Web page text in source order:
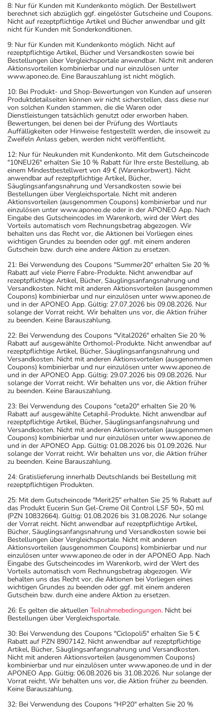
8: Nur für Kunden mit Kundenkonto möglich. Der Bestellwert
berechnet sich abzüglich ggf. eingelöster Gutscheine und Coupons.
Nicht auf rezeptpflichtige Artikel und Bücher anwendbar und gilt
nicht für Kunden mit Sonderkonditionen.
9: Nur für Kunden mit Kundenkonto möglich. Nicht auf
rezeptpflichtige Artikel, Bücher und Versandkosten sowie bei
Bestellungen über Vergleichsportale anwendbar. Nicht mit anderen
Aktionsvorteilen kombinierbar und nur einzulösen unter
www.aponeo.de. Eine Barauszahlung ist nicht möglich.
10: Bei Produkt- und Shop-Bewertungen von Kunden auf unseren
Produktdetailseiten können wir nicht sicherstellen, dass diese nur
von solchen Kunden stammen, die die Waren oder
Dienstleistungen tatsächlich genutzt oder erworben haben.
Bewertungen, bei denen bei der Prüfung des Wortlauts
Auffälligkeiten oder Hinweise festgestellt werden, die insoweit zu
Zweifeln Anlass geben, werden nicht veröffentlicht.
12: Nur für Neukunden mit Kundenkonto. Mit dem Gutscheincode
"10NEU26" erhalten Sie 10 % Rabatt für Ihre erste Bestellung, ab
einem Mindestbestellwert von 49 € (Warenkorbwert). Nicht
anwendbar auf rezeptpflichtige Artikel, Bücher,
Säuglingsanfangsnahrung und Versandkosten sowie bei
Bestellungen über Vergleichsportale. Nicht mit anderen
Aktionsvorteilen (ausgenommen Coupons) kombinierbar und nur
einzulösen unter www.aponeo.de oder in der APONEO App. Nach
Eingabe des Gutscheincodes im Warenkorb, wird der Wert des
Vorteils automatisch vom Rechnungsbetrag abgezogen. Wir
behalten uns das Recht vor, die Aktionen bei Vorliegen eines
wichtigen Grundes zu beenden oder ggf. mit einem anderen
Gutschein bzw. durch eine andere Aktion zu ersetzen.
21: Bei Verwendung des Coupons "Summer20" erhalten Sie 20 %
Rabatt auf viele Pierre Fabre-Produkte. Nicht anwendbar auf
rezeptpflichtige Artikel, Bücher, Säuglingsanfangsnahrung und
Versandkosten. Nicht mit anderen Aktionsvorteilen (ausgenommen
Coupons) kombinierbar und nur einzulösen unter www.aponeo.de
und in der APONEO App. Gültig: 27.07.2026 bis 09.08.2026. Nur
solange der Vorrat reicht. Wir behalten uns vor, die Aktion früher
zu beenden. Keine Barauszahlung.
22: Bei Verwendung des Coupons "Vital2026" erhalten Sie 20 %
Rabatt auf ausgewählte Orthomol-Produkte. Nicht anwendbar auf
rezeptpflichtige Artikel, Bücher, Säuglingsanfangsnahrung und
Versandkosten. Nicht mit anderen Aktionsvorteilen (ausgenommen
Coupons) kombinierbar und nur einzulösen unter www.aponeo.de
und in der APONEO App. Gültig: 29.07.2026 bis 09.08.2026. Nur
solange der Vorrat reicht. Wir behalten uns vor, die Aktion früher
zu beenden. Keine Barauszahlung.
23: Bei Verwendung des Coupons "ceta20" erhalten Sie 20 %
Rabatt auf ausgewählte Cetaphil-Produkte. Nicht anwendbar auf
rezeptpflichtige Artikel, Bücher, Säuglingsanfangsnahrung und
Versandkosten. Nicht mit anderen Aktionsvorteilen (ausgenommen
Coupons) kombinierbar und nur einzulösen unter www.aponeo.de
und in der APONEO App. Gültig: 01.08.2026 bis 01.09.2026. Nur
solange der Vorrat reicht. Wir behalten uns vor, die Aktion früher
zu beenden. Keine Barauszahlung.
24: Gratislieferung innerhalb Deutschlands bei Bestellung mit
rezeptpflichtigen Produkten.
25: Mit dem Gutscheincode "Merit25" erhalten Sie 25 % Rabatt auf
das Produkt Eucerin Sun Gel-Creme Oil Control LSF 50+, 50 ml
(PZN 10832664). Gültig: 01.08.2026 bis 31.08.2026. Nur solange
der Vorrat reicht. Nicht anwendbar auf rezeptpflichtige Artikel,
Bücher, Säuglingsanfangsnahrung und Versandkosten sowie bei
Bestellungen über Vergleichsportale. Nicht mit anderen
Aktionsvorteilen (ausgenommen Coupons) kombinierbar und nur
einzulösen unter www.aponeo.de oder in der APONEO App. Nach
Eingabe des Gutscheincodes im Warenkorb, wird der Wert des
Vorteils automatisch vom Rechnungsbetrag abgezogen. Wir
behalten uns das Recht vor, die Aktionen bei Vorliegen eines
wichtigen Grundes zu beenden oder ggf. mit einem anderen
Gutschein bzw. durch eine andere Aktion zu ersetzen.
26: Es gelten die aktuellen Teilnahmebedingungen. Nicht bei
Bestellungen über Vergleichsportale.
30: Bei Verwendung des Coupons "Ciclopoli5" erhalten Sie 5 €
Rabatt auf PZN 8907142. Nicht anwendbar auf rezeptpflichtige
Artikel, Bücher, Säuglingsanfangsnahrung und Versandkosten.
Nicht mit anderen Aktionsvorteilen (ausgenommen Coupons)
kombinierbar und nur einzulösen unter www.aponeo.de und in der
APONEO App. Gültig: 06.08.2026 bis 31.08.2026. Nur solange der
Vorrat reicht. Wir behalten uns vor, die Aktion früher zu beenden.
Keine Barauszahlung.
32: Bei Verwendung des Coupons "HP20" erhalten Sie 20 %